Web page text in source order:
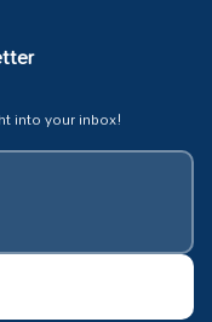
into your inbox!